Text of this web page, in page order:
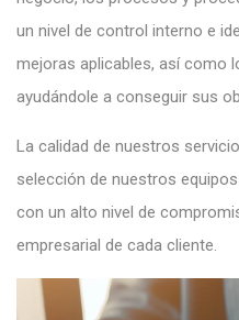
un nivel de control interno e
mejoras aplicables, así como
ayudándole a conseguir sus
La calidad de nuestros
selección de nuestros
con un alto nivel de
empresarial de cada cliente.